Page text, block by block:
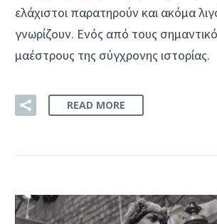
ελάχιστοι παρατηρούν και ακόμα
γνωρίζουν. Ενός από τους
μαέστρους της σύγχρονης ιστορίας.
READ MORE